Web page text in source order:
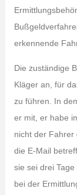
erkennende
Die zuständige
Kläger an, für
zu führen. In
er mit, er habe
nicht der Fahrer
die E-Mail
sie sei drei
bei der